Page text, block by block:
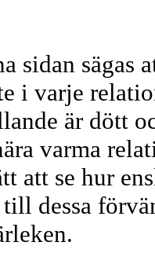
sidan sägas
i varje
är dött
varma
att se hur
dessa